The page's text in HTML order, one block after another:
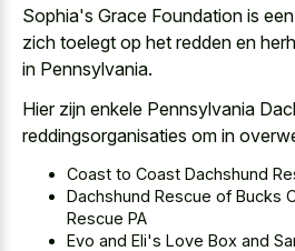
Sophia's Grace Foundation is
zich toelegt op het redden en
in Pennsylvania.
Hier zijn enkele Pennsylvania
reddingsorganisaties om in
Coast to Coast Dachshund
Dachshund Rescue of Bucks
Rescue PA
Evo and Eli's Love Box and